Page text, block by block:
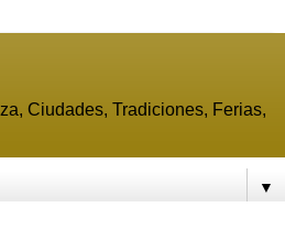
Ciudades, Tradiciones, Ferias,
▼